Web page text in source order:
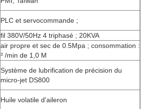
PLC et servocommande ;
fil 380V/50Hz 4 triphasé ; 20KVA
air propre et sec de 0.5Mpa ; consommation :
³ /min de 1,0 M
Système de lubrification de précision du
micro-jet DS800
Huile volatile d'aileron